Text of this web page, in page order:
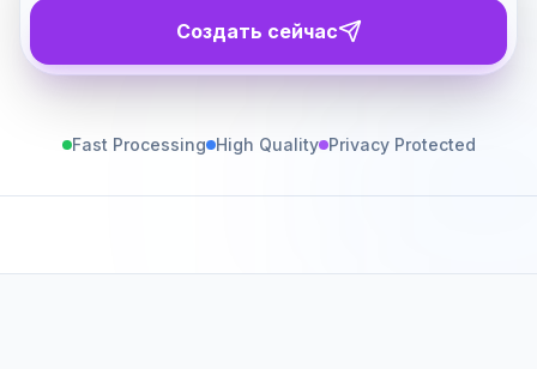
Создать сейчас
Fast Processing High Quality Privacy Protected